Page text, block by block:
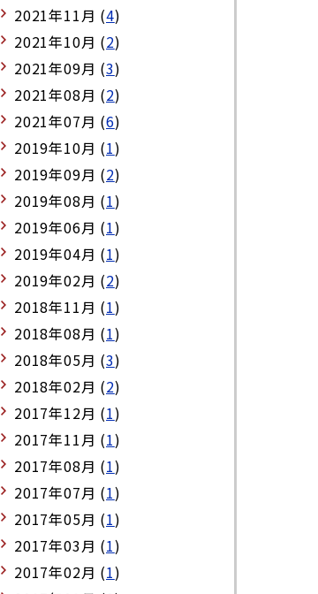
2021年11月 (4)
2021年10月 (2)
2021年09月 (3)
2021年08月 (2)
2021年07月 (6)
2019年10月 (1)
2019年09月 (2)
2019年08月 (1)
2019年06月 (1)
2019年04月 (1)
2019年02月 (2)
2018年11月 (1)
2018年08月 (1)
2018年05月 (3)
2018年02月 (2)
2017年12月 (1)
2017年11月 (1)
2017年08月 (1)
2017年07月 (1)
2017年05月 (1)
2017年03月 (1)
2017年02月 (1)